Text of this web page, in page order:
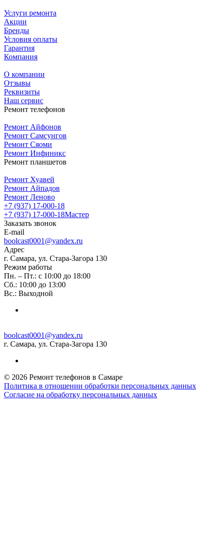
Услуги ремонта
Акции
Бренды
Условия оплаты
Гарантия
Компания
О компании
Отзывы
Реквизиты
Наш сервис
Ремонт телефонов
Ремонт Айфонов
Ремонт Самсунгов
Ремонт Сяоми
Ремонт Инфиникс
Ремонт планшетов
Ремонт Хуавей
Ремонт Айпадов
Ремонт Леново
+7 (937) 17-000-18
+7 (937) 17-000-18Мастер
Заказать звонок
E-mail
boolcast0001@yandex.ru
Адрес
г. Самара, ул. Стара-Загора 130
Режим работы
Пн. – Пт.: с 10:00 до 18:00
Сб.: 10:00 до 13:00
Вс.: Выходной
boolcast0001@yandex.ru
г. Самара, ул. Стара-Загора 130
© 2026 Ремонт телефонов в Самаре
Политика в отношении обработки персональных данных
Согласие на обработку персональных данных